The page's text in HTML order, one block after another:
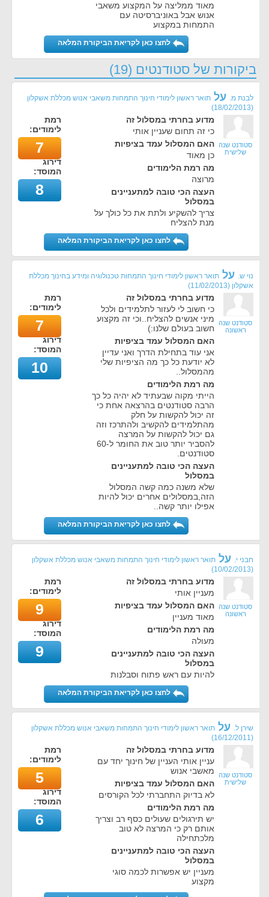
מאוד ממליצה על המקצוע משאבי
אנוש אבל באוניברסיטה עם
התמחות במקצוע
לחצו כאן לקריאת הביקורת המלאה
ביקורות של סטודנטים (19)
לבנת מ. על תואר ראשון לימודי חינוך התמחות משאבי אנוש מכללת אשקלון
(
18/02/2013
)
סטודנט שנה
שלישית
מדוע בחרתי במסלול זה
כי זה תחום שעניין אותי
האם המסלול עמד בציפיות
כן מאוד
מה רמת הלימודים
מרוצה
העצה הכי טובה למתעניינים
במסלול
צריך להשקיע ולתת את כל כולך על
מנת להצליח
רמת
לימודים:
7
דירוג
המוסד:
8
לחצו כאן לקריאת הביקורת המלאה
נוי ש. על תואר ראשון לימודי חינוך התמחות טכנולוגיה ומידע בחינוך מכללת
אשקלון (
11/02/2013
)
סטודנט שנה
ראשונה
מדוע בחרתי במסלול זה
כי חשוב לי לעזור לתלמידים ולכל
מיני אנשים להצליח..וכי זה מקצוע
חשוב בעולם שלנו:)
האם המסלול עמד בציפיות
אני עוד בתחילת הדרך ואני עדיין
לא יודעת כל כך מה הציפיות שלי
מהמסלול..
מה רמת הלימודים
הייתי מקוה שבעתיד לא יהיה כל כך
הרבה סטודנטים בהרצאה אחת כי
זה יכול להקשות על חלק
מהתלמידים להקשיב ולהתרכז וזה
גם יכול להקשות על המרצה
להסביר יותר טוב את החומר ל-60
סטודנטים.
העצה הכי טובה למתעניינים
במסלול
שלא משנה כמה קשה המסלול
הזה,במסלולים אחרים יכול להיות
אפילו יותר קשה..
רמת
לימודים:
7
דירוג
המוסד:
10
לחצו כאן לקריאת הביקורת המלאה
חבני י. על תואר ראשון לימודי חינוך התמחות משאבי אנוש מכללת אשקלון
(
10/02/2013
)
סטודנט שנה
ראשונה
מדוע בחרתי במסלול זה
מעניין אותי
האם המסלול עמד בציפיות
מאוד מעניין
מה רמת הלימודים
מעולה
העצה הכי טובה למתעניינים
במסלול
להיות עם ראש פתוח וסבלנות
רמת
לימודים:
9
דירוג
המוסד:
9
לחצו כאן לקריאת הביקורת המלאה
שירן ל. על תואר ראשון לימודי חינוך התמחות משאבי אנוש מכללת אשקלון
(
16/12/2011
)
סטודנט שנה
שלישית
מדוע בחרתי במסלול זה
עניין אותי העניין של חינוך יחד עם
מאשבי אנוש
האם המסלול עמד בציפיות
לא בדיוק התחברתי לכל הקורסים
מה רמת הלימודים
יש תירגולים שעולים כסף רב וצריך
אותם רק כי המרצה לא טוב
מלכתחילה
העצה הכי טובה למתעניינים
במסלול
מעניין יש אפשרות לכמה סוגי
מקצוע
רמת
לימודים:
5
דירוג
המוסד:
6